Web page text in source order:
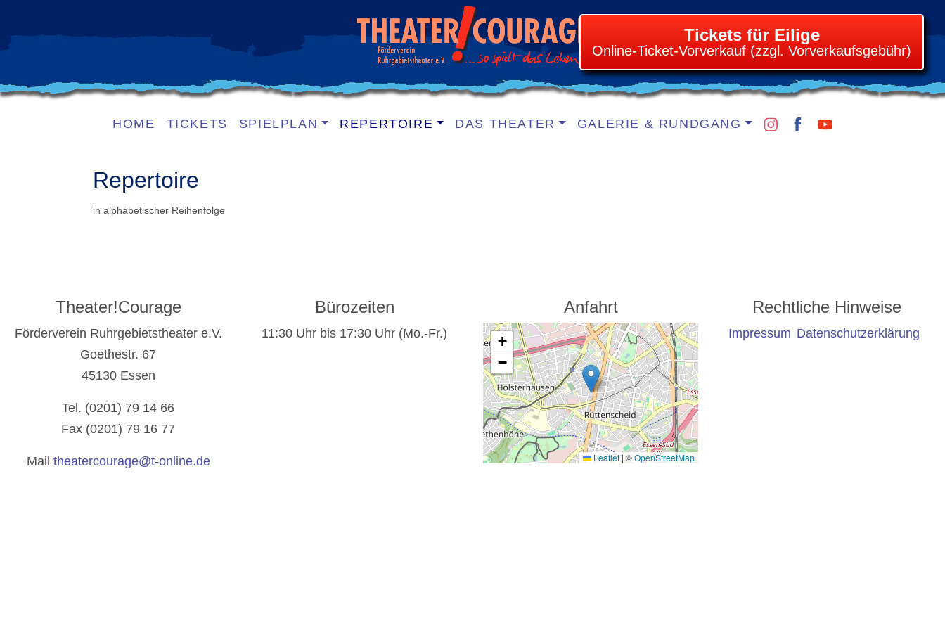
Tickets für Eilige
Online-Ticket-Vorverkauf (zzgl. Vorverkaufsgebühr)
HOME TICKETS SPIELPLAN REPERTOIRE DAS THEATER GALERIE & RUNDGANG
Repertoire
in alphabetischer Reihenfolge
Theater!Courage
Förderverein Ruhrgebietstheater e.V.
Goethestr. 67
45130 Essen
Tel. (0201) 79 14 66
Fax (0201) 79 16 77
Mail theatercourage@t-online.de
Bürozeiten
11:30 Uhr bis 17:30 Uhr (Mo.-Fr.)
Anfahrt
+
−
Leaflet |©OpenStreetMap
Rechtliche Hinweise
Impressum Datenschutzerklärung